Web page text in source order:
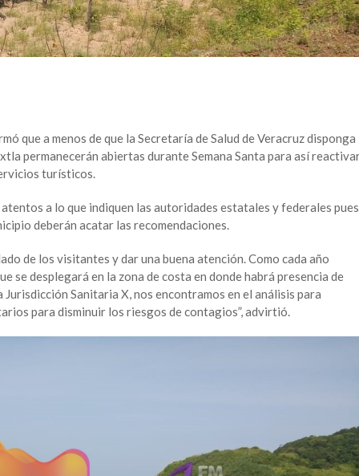
que a menos de que la Secretaría de Salud de Veracruz disponga
permanecerán abiertas durante Semana Santa para así
turísticos.
a lo que indiquen las autoridades estatales y federales pues
deberán acatar las recomendaciones.
de los visitantes y dar una buena atención. Como cada año
se desplegará en la zona de costa en donde habrá presencia de
Sanitaria X, nos encontramos en el análisis para
para disminuir los riesgos de contagios”, advirtió.